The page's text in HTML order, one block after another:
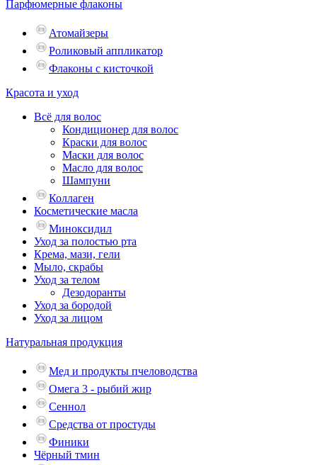
Парфюмерные флаконы
Атомайзеры
Роликовый аппликатор
Флаконы с кисточкой
Красота и уход
Всё для волос
Кондиционер для волос
Краски для волос
Маски для волос
Масло для волос
Шампуни
Коллаген
Косметические масла
Миноксидил
Уход за полостью рта
Крема, мази, гели
Мыло, скрабы
Уход за телом
Дезодоранты
Уход за бородой
Уход за лицом
Натуральная продукция
Мед и продукты пчеловодства
Омега 3 - рыбий жир
Сеннол
Средства от простуды
Финики
Чёрный тмин